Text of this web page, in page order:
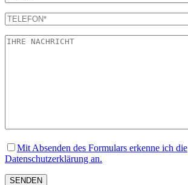
Mit Absenden des Formulars erkenne ich die
Datenschutzerklärung an.